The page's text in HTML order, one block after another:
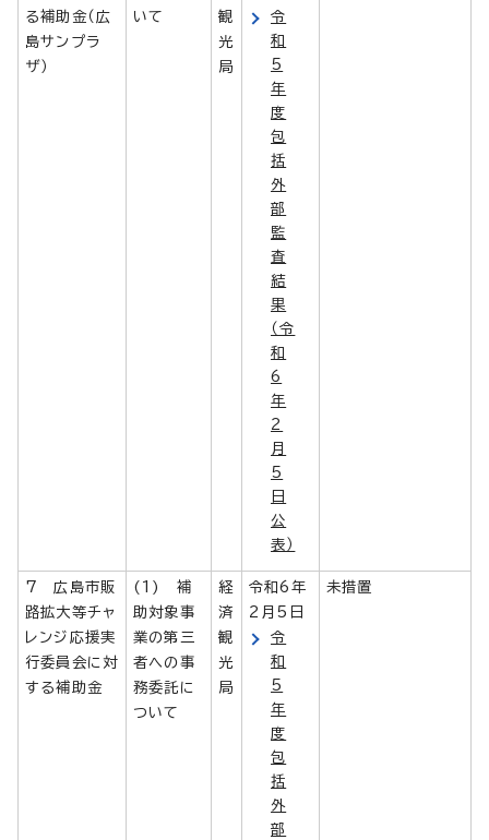
る補助金（広
島サンプラ
ザ）
いて
観
光
局
令
和
5
年
度
包
括
外
部
監
査
結
果
（令
和
6
年
2
月
5
日
公
表）
7 広島市販
路拡大等チャ
レンジ応援実
行委員会に対
する補助金
(1) 補
助対象事
業の第三
者への事
務委託に
ついて
経
済
観
光
局
令和6年
2月5日
令
和
5
年
度
包
括
外
部
未措置